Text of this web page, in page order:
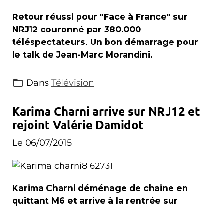
Retour réussi pour "Face à France" sur
NRJ12 couronné par 380.000
téléspectateurs. Un bon démarrage pour
le talk de Jean-Marc Morandini.
Dans Télévision
Karima Charni arrive sur NRJ12 et
rejoint Valérie Damidot
Le 06/07/2015
Karima Charni déménage de chaine en
quittant M6 et arrive à la rentrée sur